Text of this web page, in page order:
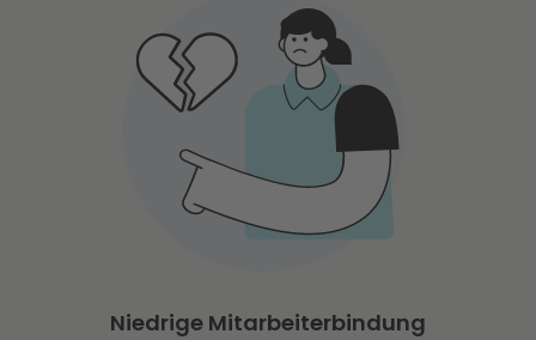
Niedrige Mitarbeiterbindung